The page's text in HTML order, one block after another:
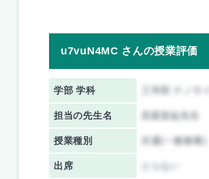
u7vuN4MC さんの授業評価
学部 学科
担当の先生名 高梨直紘先生
授業種別 共通(一般教養)
出席